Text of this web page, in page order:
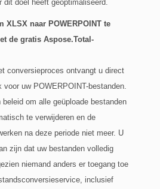
dit doel heeft geoptimaliseerd.
XLSX naar POWERPOINT te
de gratis Aspose.Total-
conversieproces ontvangt u direct
voor uw POWERPOINT-bestanden.
beleid om alle geüploade bestanden
te verwijderen en de
na deze periode niet meer. U
zijn dat uw bestanden volledig
niemand anders er toegang toe
inclusief